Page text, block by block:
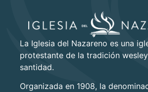
La Iglesia del Nazareno es una
protestante de la tradición
santidad.
Organizada en 1908, la